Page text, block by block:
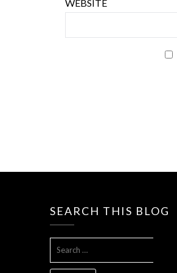
WEBSITE
SEARCH THIS BLOG